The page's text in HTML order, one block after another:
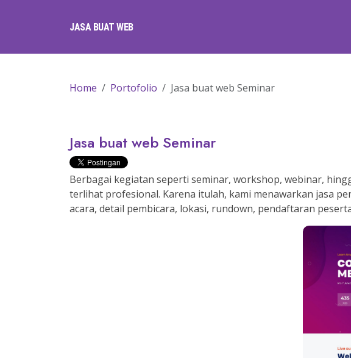
JASA BUAT WEB
Home Portofolio Jasa buat web Seminar
Jasa buat web Seminar
Berbagai kegiatan seperti seminar, workshop, webinar,
terlihat profesional. Karena itulah, kami menawarkan jasa
acara, detail pembicara, lokasi, rundown, pendaftaran